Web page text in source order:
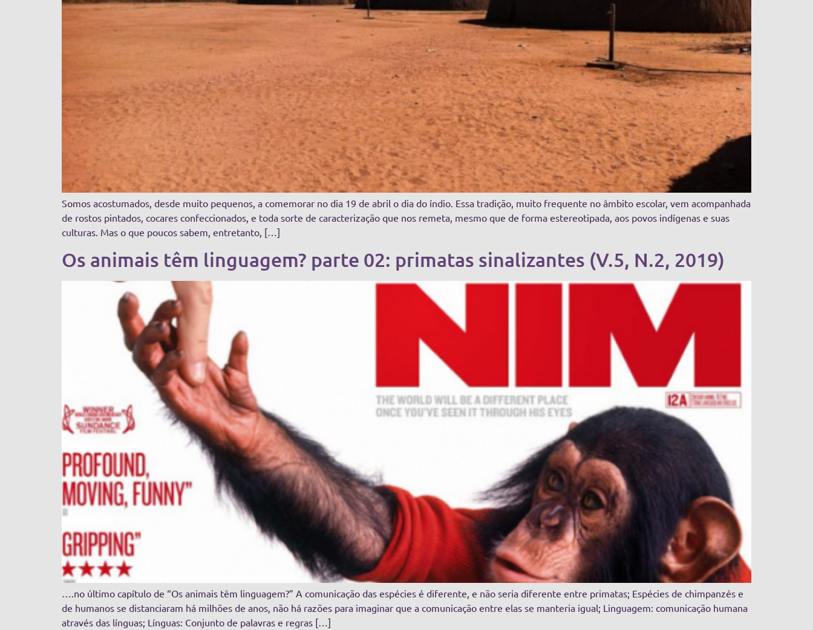
Somos acostumados, desde muito pequenos, a comemorar no dia 19 de abril o dia do índio. Essa tradição, muito frequente no âmbito escolar, vem acompanhada
de rostos pintados, cocares confeccionados, e toda sorte de caracterização que nos remeta, mesmo que de forma estereotipada, aos povos indígenas e suas
culturas. Mas o que poucos sabem, entretanto, […]
Os animais têm linguagem? parte 02: primatas sinalizantes (V.5, N.2, 2019)
….no último capítulo de “Os animais têm linguagem?” A comunicação das espécies é diferente, e não seria diferente entre primatas; Espécies de chimpanzés e
de humanos se distanciaram há milhões de anos, não há razões para imaginar que a comunicação entre elas se manteria igual; Linguagem: comunicação humana
através das línguas; Línguas: Conjunto de palavras e regras […]